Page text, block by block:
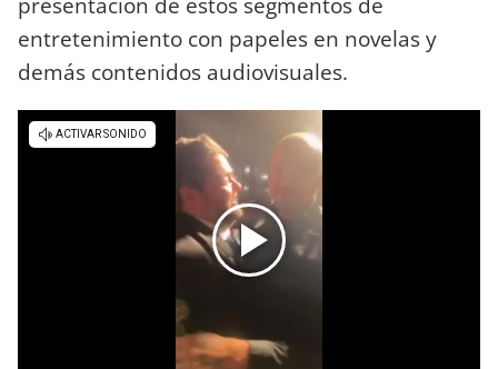
entretenimiento con papeles en novelas y
demás contenidos audiovisuales.